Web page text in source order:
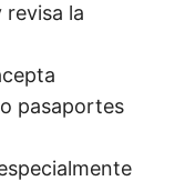
la
pasaportes